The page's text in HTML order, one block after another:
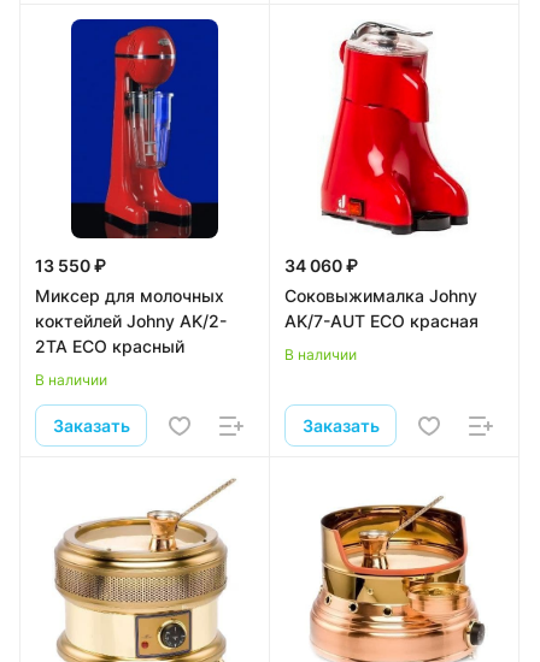
13 550 ₽
Миксер для молочных
коктейлей Johny AK/2-
2TA ECO красный
В наличии
Заказать
34 060 ₽
Соковыжималка Johny
AK/7-AUT ECO красная
В наличии
Заказать